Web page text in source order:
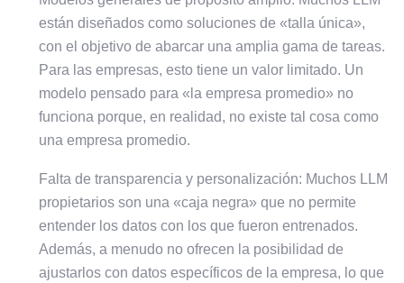
están diseñados como soluciones de «talla única»,
con el objetivo de abarcar una amplia gama de tareas.
Para las empresas, esto tiene un valor limitado. Un
modelo pensado para «la empresa promedio» no
funciona porque, en realidad, no existe tal cosa como
una empresa promedio.
Falta de transparencia y personalización: Muchos LLM
propietarios son una «caja negra» que no permite
entender los datos con los que fueron entrenados.
Además, a menudo no ofrecen la posibilidad de
ajustarlos con datos específicos de la empresa, lo que